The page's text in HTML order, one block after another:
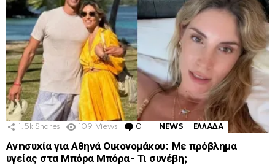
1.5k Shares 109 Views 0 Comments
NEWS ΕΛΛΑΔΑ
Ανnσυxία για Αθηνά Οικονομάκου: Με πρόβλημα
υγείας στα Μπόρα Μπόρα- Τι συνέβη;